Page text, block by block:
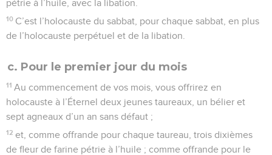
pétrie à l’huile, avec la libation.
10 C’est l’holocauste du sabbat, pour chaque sabbat, en plus
de l’holocauste perpétuel et de la libation.
c. Pour le premier jour du mois
11 Au commencement de vos mois, vous offrirez en
holocauste à l’Éternel deux jeunes taureaux, un bélier et
sept agneaux d’un an sans défaut ;
12 et, comme offrande pour chaque taureau, trois dixièmes
de fleur de farine pétrie à l’huile ; comme offrande pour le